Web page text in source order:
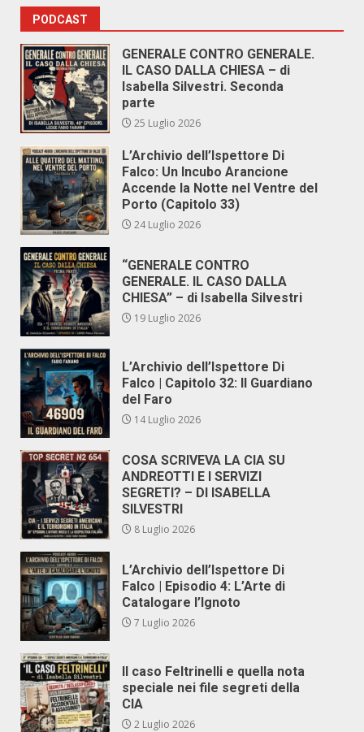
PODCAST
GENERALE CONTRO GENERALE.
IL CASO DALLA CHIESA – di
Isabella Silvestri. Seconda
parte
25 Luglio 2026
L’Archivio dell’Ispettore Di
Falco: Un Incubo Arancione
Accende la Notte nel Ventre del
Porto (Capitolo 33)
24 Luglio 2026
“GENERALE CONTRO
GENERALE. IL CASO DALLA
CHIESA” – di Isabella Silvestri
19 Luglio 2026
L’Archivio dell’Ispettore Di
Falco | Capitolo 32: Il Guardiano
del Faro
14 Luglio 2026
COSA SCRIVEVA LA CIA SU
ANDREOTTI E I SERVIZI
SEGRETI? – DI ISABELLA
SILVESTRI
8 Luglio 2026
L’Archivio dell’Ispettore Di
Falco | Episodio 4: L’Arte di
Catalogare l’Ignoto
7 Luglio 2026
Il caso Feltrinelli e quella nota
speciale nei file segreti della
CIA
2 Luglio 2026